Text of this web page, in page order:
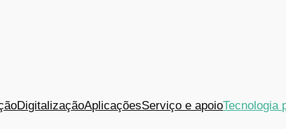
DigitalizaçãoAplicaçõesServiço e apoioTecnologia